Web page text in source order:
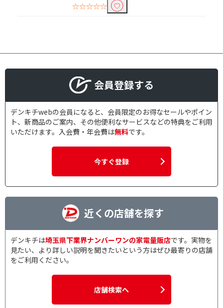
☆☆☆☆☆
会員登録する
デンキチwebの会員になると、会員限定のお得なセールやポイン
ト、新商品のご案内、その他便利なサービスなどの特典をご利用
いただけます。入会費・年会費は無料です。
今すぐ登録
近くの店舗を探す
デンキチは埼玉県下業界ナンバーワンの家電量販店です。実物を
見たい、より詳しい説明を聞きたいという方はぜひ最寄りの店舗
をご利用ください。
店舗検索へ